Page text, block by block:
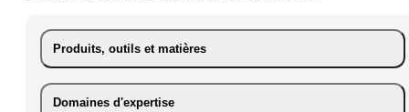
Produits, outils et matières
Domaines d'expertise